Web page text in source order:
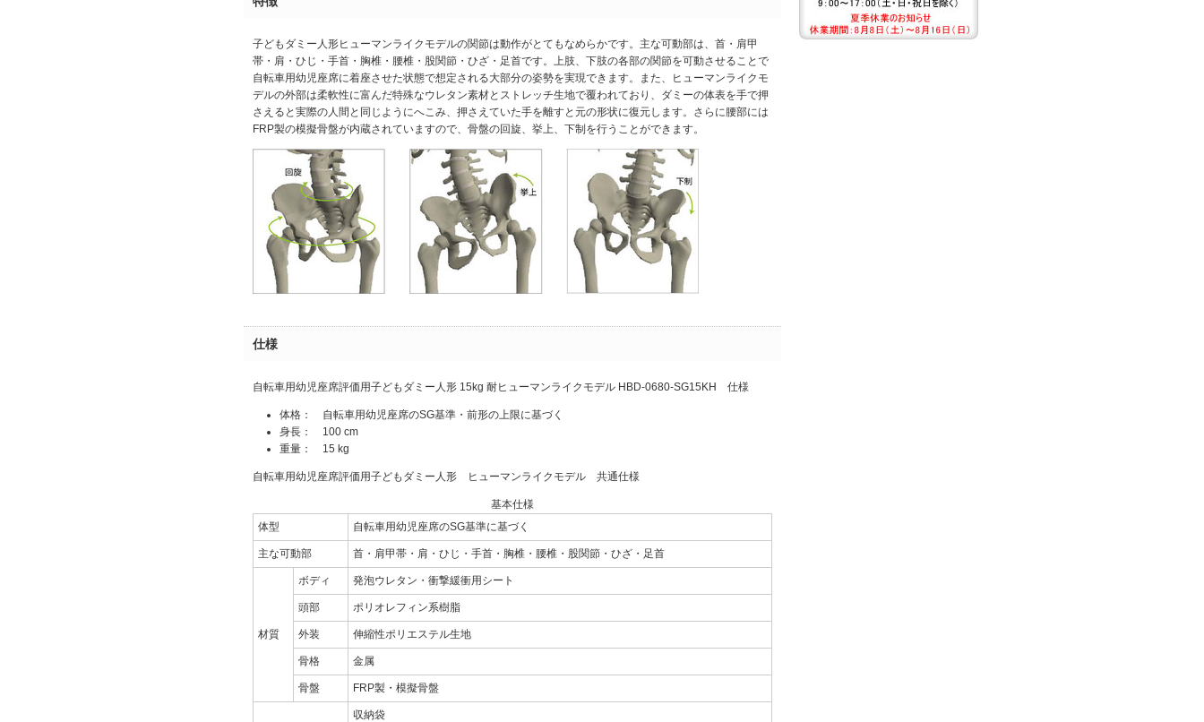
子どもダミー人形ヒューマンライクモデルの関節は動作がとてもなめらかです。主な可動部は、首・肩甲
帯・肩・ひじ・手首・胸椎・腰椎・股関節・ひざ・足首です。上肢、下肢の各部の関節を可動させることで
自転車用幼児座席に着座させた状態で想定される大部分の姿勢を実現できます。また、ヒューマンライクモ
デルの外部は柔軟性に富んだ特殊なウレタン素材とストレッチ生地で覆われており、ダミーの体表を手で押
さえると実際の人間と同じようにへこみ、押さえていた手を離すと元の形状に復元します。さらに腰部には
FRP製の模擬骨盤が内蔵されていますので、骨盤の回旋、挙上、下制を行うことができます。
仕様
自転車用幼児座席評価用子どもダミー人形 15kg 耐ヒューマンライクモデル HBD-0680-SG15KH 仕様
体格： 自転車用幼児座席のSG基準・前形の上限に基づく
身長： 100 cm
重量： 15 kg
自転車用幼児座席評価用子どもダミー人形 ヒューマンライクモデル 共通仕様
基本仕様
体型
自転車用幼児座席のSG基準に基づく
主な可動部 首・肩甲帯・肩・ひじ・手首・胸椎・腰椎・股関節・ひざ・足首
材質
ボディ 発泡ウレタン・衝撃緩衝用シート
頭部 ポリオレフィン系樹脂
外装 伸縮性ポリエステル生地
骨格 金属
骨盤 FRP製・模擬骨盤
収納袋